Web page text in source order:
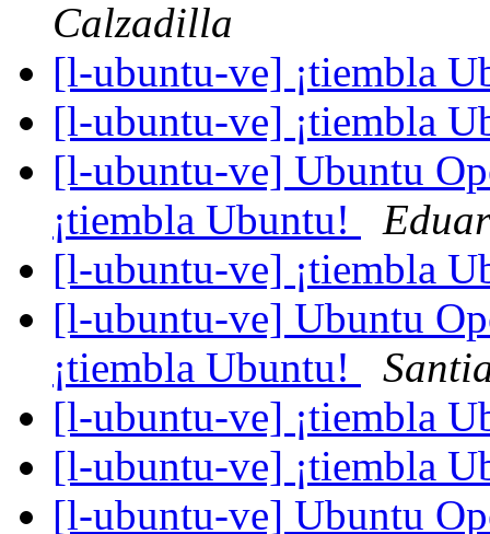
Calzadilla
[l-ubuntu-ve] ¡tiembla
[l-ubuntu-ve] ¡tiembla
[l-ubuntu-ve] Ubuntu
¡tiembla Ubuntu!
[l-ubuntu-ve] ¡tiembla
[l-ubuntu-ve] Ubuntu
¡tiembla Ubuntu!
[l-ubuntu-ve] ¡tiembla
[l-ubuntu-ve] ¡tiembla
[l-ubuntu-ve] Ubuntu